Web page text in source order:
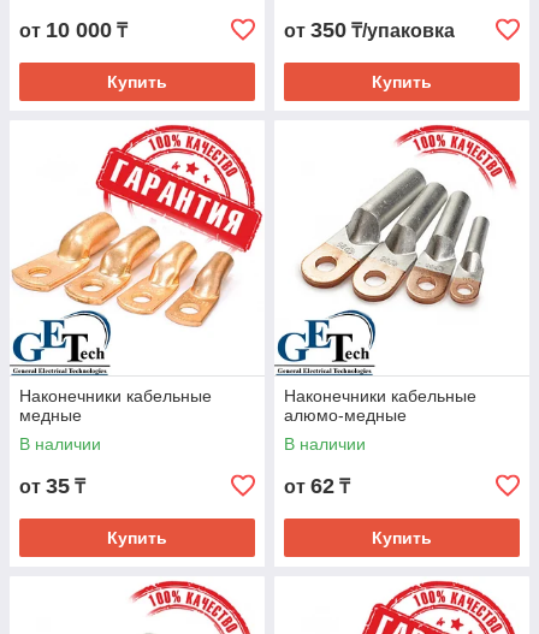
от 10 000 ₸
Купить
от 350 ₸/упаковка
Купить
Наконечники кабельные
медные
В наличии
от 35 ₸
Купить
Наконечники кабельные
алюмо-медные
В наличии
от 62 ₸
Купить